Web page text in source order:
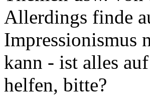
Allerdings finde
Impressionismus
kann - ist alles
helfen, bitte?